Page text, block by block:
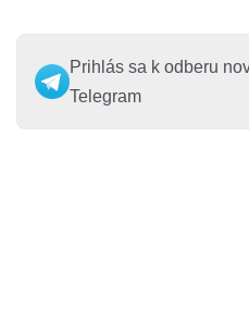
Prihlás sa k odberu
Telegram